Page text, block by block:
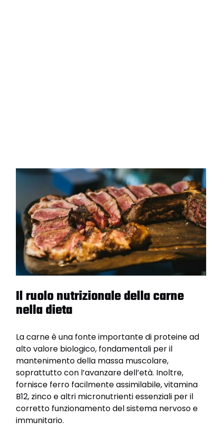
Il ruolo nutrizionale della carne
nella dieta
La carne è una fonte importante di proteine ad
alto valore biologico, fondamentali per il
mantenimento della massa muscolare,
soprattutto con l’avanzare dell’età. Inoltre,
fornisce ferro facilmente assimilabile, vitamina
B12, zinco e altri micronutrienti essenziali per il
corretto funzionamento del sistema nervoso e
immunitario.